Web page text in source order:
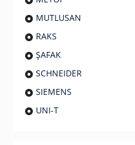
MUTLUSAN
RAKS
ŞAFAK
SCHNEIDER
SIEMENS
UNI-T